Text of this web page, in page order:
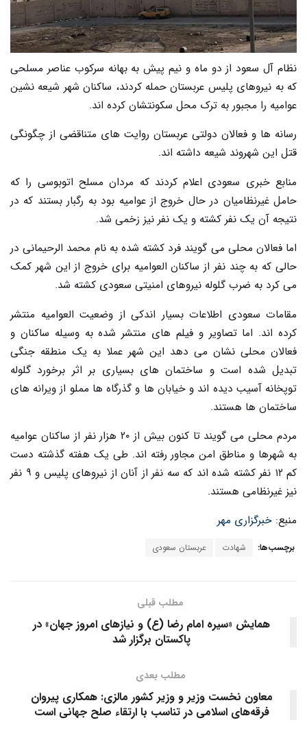
نظام آل سعود از دو ماه و نیم پیش به بهانه سرکوب عناصر مسلحی
که به نیروهای پلیس عربستان حمله کردند، ساکنان شهر شیعه نشین
عوامیه را مجبور به ترک محل سکونتشان کرده اند.
رسانه ها و فعالان دولتی عربستان روایت های متناقضی از چگونگی
قتل این شهروند شیعه داشته اند.
منابع خبری سعودی اعلام کردند که مردان مسلح اتوبوسی را که
حامل غیرنظامیان در حال خروج از عوامیه بود به رگبار بستند که در
نتیجه آن یک نفر کشته و یک نفر نیز زخمی شد.
اما فعالان محلی می گویند فرد کشته شده به نام محمد الرحیمانی در
حالی که به چند نفر از ساکنان العوامیه برای خروج از این شهر کمک
می کرد به ضرب گلوله نیروهای امنیتی سعودی کشته شد.
مقامات سعودی اطلاعات بسیار اندکی از وضعیت العوامیه منتشر
کرده اند. اما تصاویر و فیلم های منتشر شده به وسیله ساکنان و
فعالان محلی نشان می دهد این شهر عملا به یک منطقه جنگی
تبدیل شده است و ساختمان های بسیاری بر اثر برخورد گلوله
توپخانه آسیب دیده اند و خیابان ها و گذرگاه ها مملو از ویرانه های
ساختمان ها هستند.
مردم محلی می گویند تا کنون بیش از ۲۰ هزار نفر از ساکنان عوامیه
به شهرها و مناطق امن مجاور رفته اند. طی یک هفته گذشته دست
کم ۱۲ نفر کشته شده اند که سه نفر از آنان از نیروهای پلیس و ۹ نفر
نیز غیرنظامی هستند.
منبع: خبرگزاری مهر
برچسب‌ها: شهادت عربستان سعودی
مطلب قبلی
همایش «سیره امام رضا (ع) و نیازهای امروز جهان» در
پاکستان برگزار شد
مطلب بعدی
معاون نخست وزیر و وزیر کشور مالزی: همکاری پیروان
فرقه‌های اسلامی در تناسب با ارتقاء صلح جهانی است